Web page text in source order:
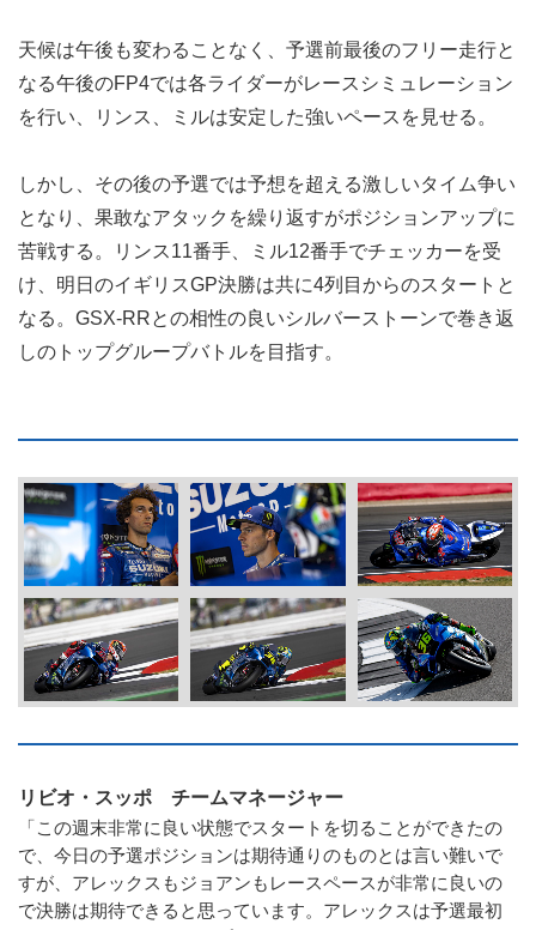
天候は午後も変わることなく、予選前最後のフリー走行と
なる午後のFP4では各ライダーがレースシミュレーション
を行い、リンス、ミルは安定した強いペースを見せる。
しかし、その後の予選では予想を超える激しいタイム争い
となり、果敢なアタックを繰り返すがポジションアップに
苦戦する。リンス11番手、ミル12番手でチェッカーを受
け、明日のイギリスGP決勝は共に4列目からのスタートと
なる。GSX-RRとの相性の良いシルバーストーンで巻き返
しのトップグループバトルを目指す。
リビオ・スッポ チームマネージャー
「この週末非常に良い状態でスタートを切ることができたの
で、今日の予選ポジションは期待通りのものとは言い難いで
すが、アレックスもジョアンもレースペースが非常に良いの
で決勝は期待できると思っています。アレックスは予選最初